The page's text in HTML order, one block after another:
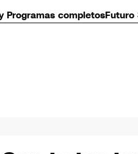
Programas completosFuturo